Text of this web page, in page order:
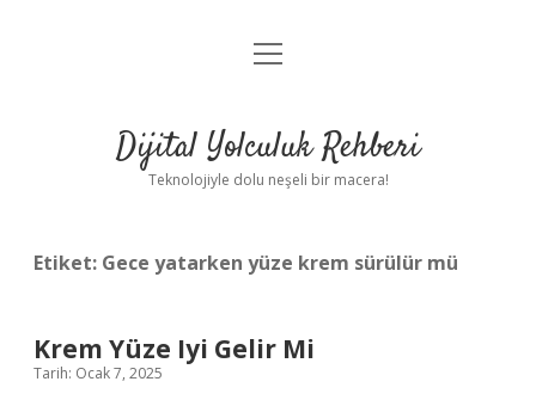
Anasayfa
Yasal Uyarı
menüyü
Dijital Yolculuk Rehberi
Teknolojiyle dolu neşeli bir macera!
Etiket: Gece yatarken yüze krem sürülür mü
Krem Yüze Iyi Gelir Mi
Tarih: Ocak 7, 2025